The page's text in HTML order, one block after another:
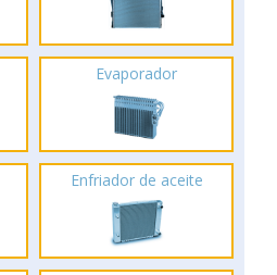
Evaporador
Enfriador de aceite